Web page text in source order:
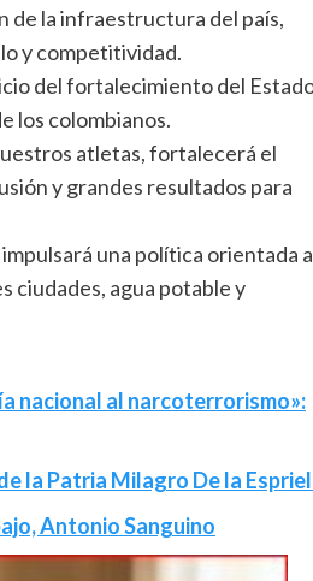
de la infraestructura del país,
y competitividad.
del fortalecimiento del
los colombianos.
atletas, fortalecerá el
y grandes resultados para
una política orientada a
ciudades, agua potable y
nacional al narcoterrorismo»:
la Patria Milagro De la
Antonio Sanguino